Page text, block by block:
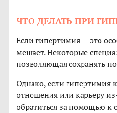
ЧТО ДЕЛАТЬ ПРИ
Если гипертимия — это
мешает. Некоторые
позволяющая сохранять
Однако, если гипертимия
отношения или карьеру
обратиться за помощью к